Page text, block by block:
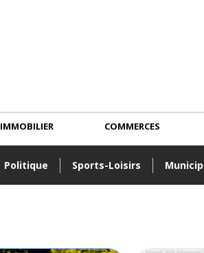
Politique Sports-Loisirs
IMMOBILIER COMMERCES